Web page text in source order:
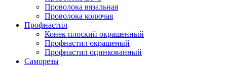
Проволока вязальная
Проволока колючая
Профнастил
Конек плоский окрашенный
Профнастил окрашеный
Профнастил оцинкованный
Саморезы